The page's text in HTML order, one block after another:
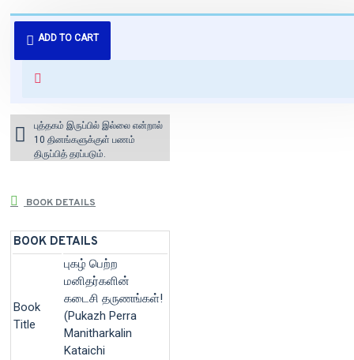
ADD TO CART
புத்தகம் 3 - 7 நாட்களில் அனுப்பி
வைக்கப்படும்.
for orders above ₹1000 within
புத்தகம் இருப்பில் இல்லை என்றால்
10 தினங்களுக்குள் பணம்
திருப்பித் தரப்படும்.
BOOK DETAILS
BOOK DETAILS
Book
Title
புகழ் பெற்ற
மனிதர்களின்
கடைசி தருணங்கள்!
(Pukazh Perra
Manitharkalin
Kataichi